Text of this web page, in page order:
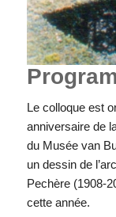
Le colloque est
anniversaire de
du Musée van
un dessin de
Pechère (1908-
cette année.